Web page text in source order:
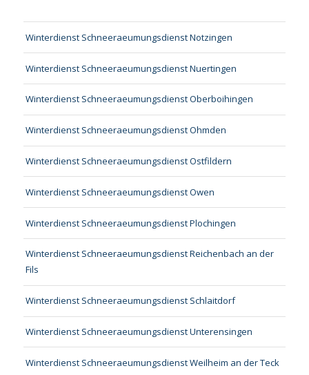
Winterdienst Schneeraeumungsdienst Notzingen
Winterdienst Schneeraeumungsdienst Nuertingen
Winterdienst Schneeraeumungsdienst Oberboihingen
Winterdienst Schneeraeumungsdienst Ohmden
Winterdienst Schneeraeumungsdienst Ostfildern
Winterdienst Schneeraeumungsdienst Owen
Winterdienst Schneeraeumungsdienst Plochingen
Winterdienst Schneeraeumungsdienst Reichenbach an der
Fils
Winterdienst Schneeraeumungsdienst Schlaitdorf
Winterdienst Schneeraeumungsdienst Unterensingen
Winterdienst Schneeraeumungsdienst Weilheim an der Teck